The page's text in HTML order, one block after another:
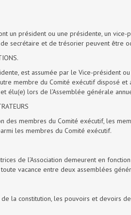
un président ou une présidente, un
secrétaire et de trésorier peuvent être
est assumée par le Vice-président
membre du Comité exécutif disposé
élu(e) lors de l’Assemblée générale
des membres du Comité exécutif, les
les membres du Comité exécutif.
de l’Association demeurent en
vacance entre deux assemblées
la constitution, les pouvoirs et devoirs